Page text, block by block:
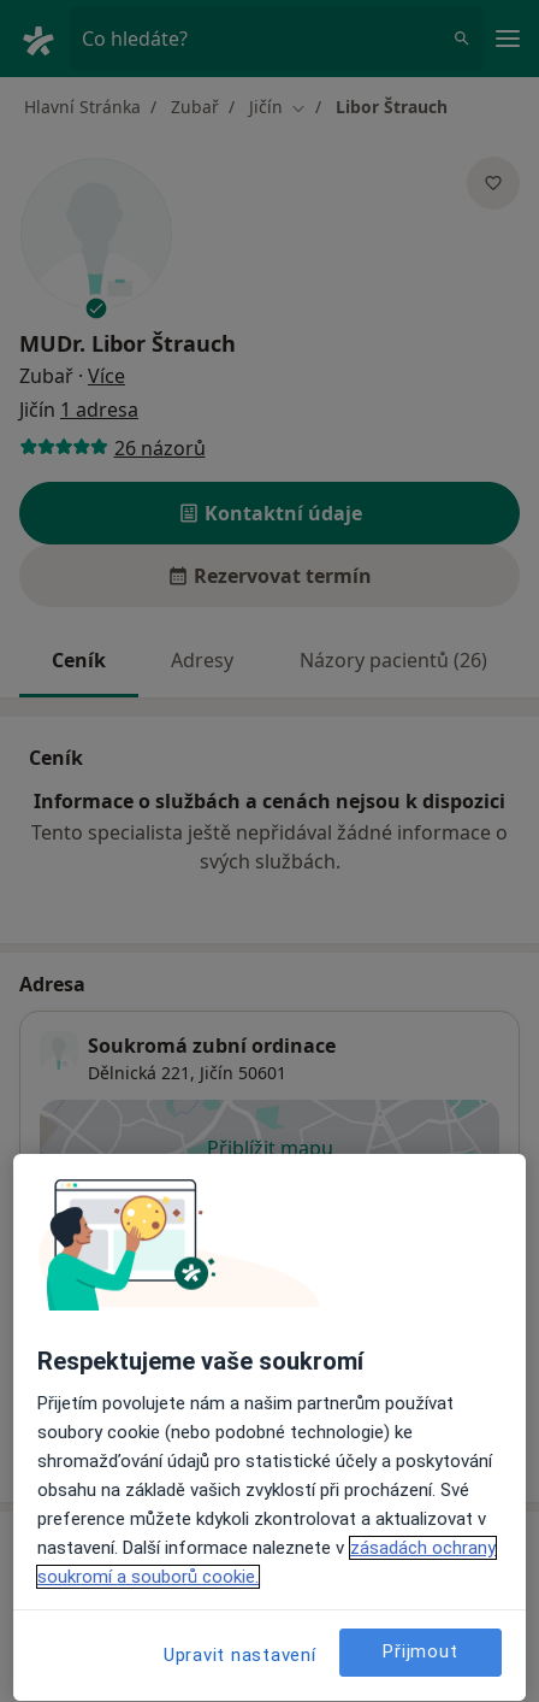
Co hledáte?
Hlavní Stránka Zubař Jičín Změna města
Libor Štrauch
MUDr. Libor Štrauch
Zubař · Více
Jičín 1 adresa
26 názorů
Kontaktní údaje
Rezervovat termín
Ceník Adresy Názory pacientů (26)
Ceník
Informace o službách a cenách nejsou k dispozici
Tento specialista ještě nepřidával žádné informace o
svých službách.
Adresa
Soukromá zubní ordinace
Dělnická 221, Jičín 50601
Přiblížit mapuse otevře v nové záložce
Dostupnost
Na této adrese online kalendář není aktivní
Co mám v takové situaci udělat?
Na teto adrese lékař přijímá pacienty na pojišťovnu
Víceo adrese
Názory
Respektujeme vaše soukromí
Přijetím povolujete nám a našim partnerům používat
soubory cookie (nebo podobné technologie) ke
shromažďování údajů pro statistické účely a poskytování
obsahu na základě vašich zvyklostí při procházení. Své
preference můžete kdykoli zkontrolovat a aktualizovat v
nastavení. Další informace naleznete v zásadách ochrany
soukromí a souborů cookie.
Upravit nastavení Přijmout